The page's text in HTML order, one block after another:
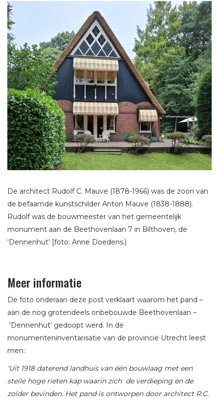
De architect Rudolf C. Mauve (1878-1966) was de zoon van
de befaamde kunstschilder Anton Mauve (1838-1888).
Rudolf was de bouwmeester van het gemeentelijk
monument aan de Beethovenlaan 7 in Bilthoven, de
‘Dennenhut’ [foto: Anne Doedens.)
Meer informatie
De foto onderaan deze post verklaart waarom het pand –
aan de nog grotendeels onbebouwde Beethovenlaan –
‘Dennenhut’ gedoopt werd. In de
monumenteninventarisatie van de provincie Utrecht leest
men:
‘Uit 1918 daterend landhuis van één bouwlaag met een
steile hoge rieten kap waarin zich de verdieping en de
zolder bevinden. Het pand is ontworpen door architect R.C.